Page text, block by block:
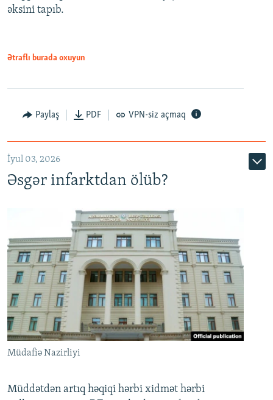
Auto 240p 360p 480p
720p 1080p
əksini tapıb.
Ətraflı burada oxuyun
Paylaş PDF VPN-siz açmaq
İyul 03, 2026
Əsgər infarktdan ölüb?
Müdafiə Nazirliyi
Müddətdən artıq həqiqi hərbi xidmət hərbi